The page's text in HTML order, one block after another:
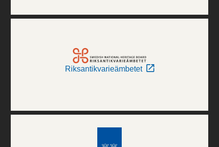
Riksantikvarieämbetet